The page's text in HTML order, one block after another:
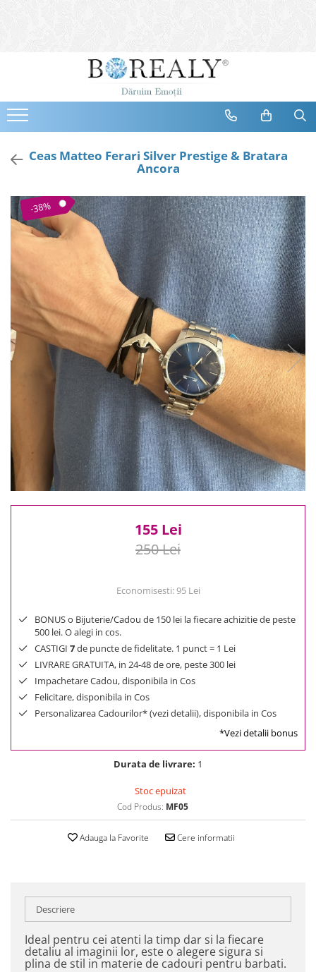
Bijuterii
Cercei
Bratari
Coliere
Tiare
Destinatari
Bijuterii Femei
Bijuterii Copii
Bijuterii Mirese
Selectii
Reduceri
Cele mai noi
Cele mai vandute
0 Lei - 100 Lei
100 Lei - 200 Lei
200 Lei - 300 Lei
300 Lei - 500 Lei
Ceas Matteo Ferari Silver Prestige & Bratara
Ancora
-38%
155 Lei
250 Lei
Economisesti:95 Lei
BONUS o Bijuterie/Cadou de 150 lei la fiecare achizitie de peste
500 lei. O alegi in cos.
CASTIGI 7de puncte de fidelitate. 1 punct = 1 Lei
LIVRARE GRATUITA, in 24-48 de ore, peste 300 lei
Impachetare Cadou, disponibila in Cos
Felicitare, disponibila in Cos
Personalizarea Cadourilor* (vezi detalii), disponibila in Cos
*Vezi detalii bonus
Durata de livrare: 1
Stoc epuizat
Cod Produs: MF05
Adauga la Favorite Cere informatii
Descriere
Ideal pentru cei atenti la timp dar si la fiecare
detaliu al imaginii lor, este o alegere sigura si
plina de stil in materie de cadouri pentru barbati.